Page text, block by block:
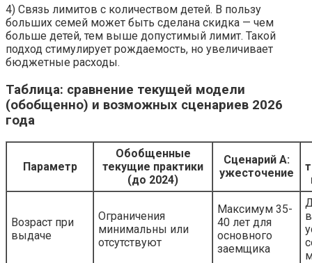
4) Связь лимитов с количеством детей. В пользу
больших семей может быть сделана скидка — чем
больше детей, тем выше допустимый лимит. Такой
подход стимулирует рождаемость, но увеличивает
бюджетные расходы.
Таблица: сравнение текущей модели
(обобщенно) и возможных сценариев 2026
года
Параметр
Обобщенные
текущие практики
(до 2024)
Сценарий A:
ужесточение
Возраст при
выдаче
Ограничения
минимальны или
отсутствуют
Максимум 35-
40 лет для
основного
заемщика